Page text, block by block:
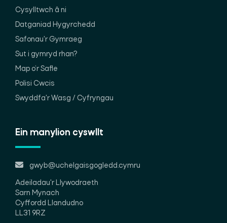
Cysylltwch â ni
Datganiad Hygyrchedd
Safonau'r Gymraeg
Sut i gymryd rhan?
Map o’r Safle
Polisi Cwcis
Swyddfa'r Wasg / Cyfryngau
Ein manylion cyswllt
gwyb@uchelgaisgogledd.cymru
Adeiladau'r Llywodraeth
Sarn Mynach
Cyffordd Llandudno
LL31 9RZ